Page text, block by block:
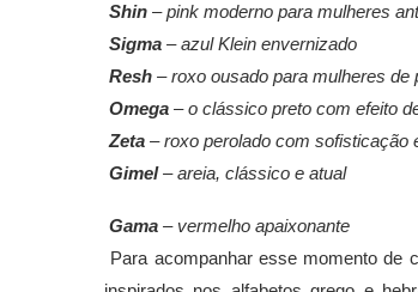
Shin – pink moderno para mulheres
Sigma – azul Klein envernizado
Resh – roxo ousado para mulheres de
Omega – o clássico preto com efeito
Zeta – roxo perolado com sofisticação
Gimel– areia, clássico e atual
Gama – vermelho apaixonante
Para acompanhar esse momento de